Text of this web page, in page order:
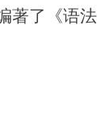
著了《语